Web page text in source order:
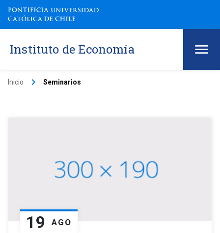
Instituto de Economía
Inicio keyboard_arrow_right Seminarios
19 AGO